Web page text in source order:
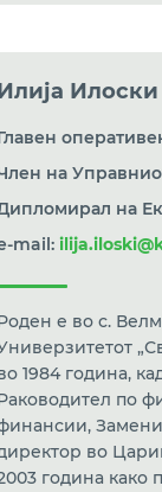
Илоски
на
на
mail:
е во с.
1984 година,
по
во
година како